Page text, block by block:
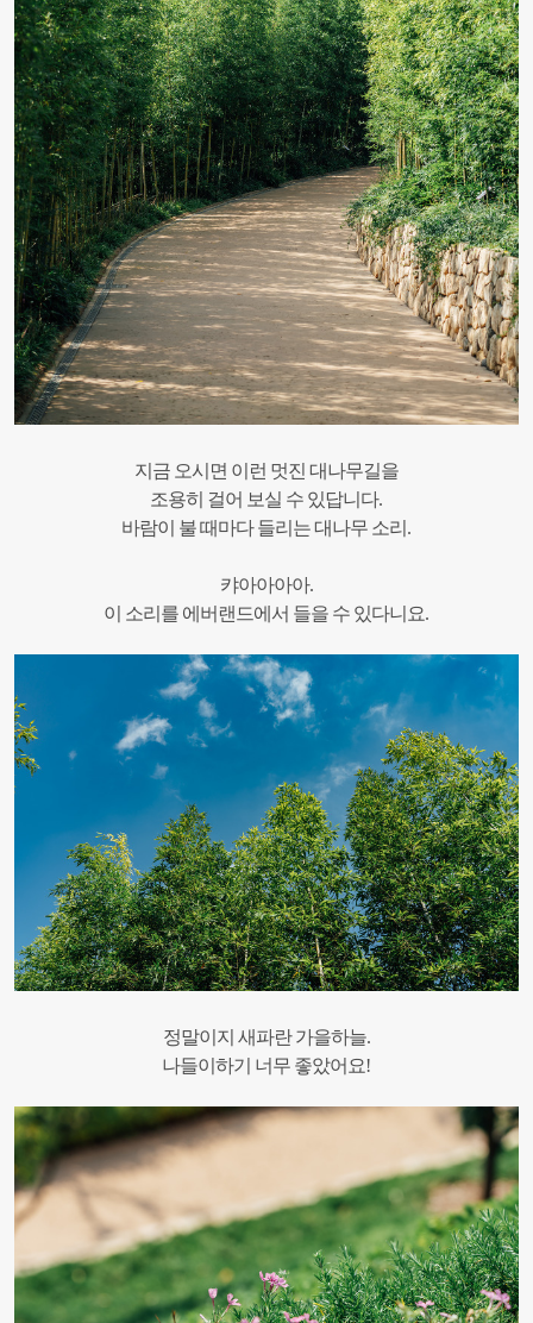
지금 오시면 이런 멋진 대나무길을
조용히 걸어 보실 수 있답니다.
바람이 불 때마다 들리는 대나무 소리.
캬아아아아.
이 소리를 에버랜드에서 들을 수 있다니요.
정말이지 새파란 가을하늘.
나들이하기 너무 좋았어요!